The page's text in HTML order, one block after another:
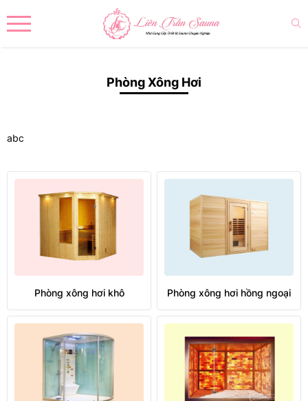
Phòng Xông Hơi
abc
Phòng xông hơi khô Phòng xông hơi hồng ngoại